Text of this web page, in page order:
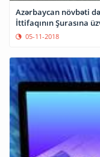
Azərbaycan növbəti
İttifaqının Şurasına
05-11-2018